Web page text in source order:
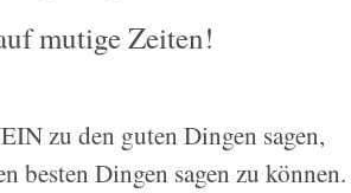
mutige Zeiten!
zu den guten Dingen sagen,
besten Dingen sagen zu können.